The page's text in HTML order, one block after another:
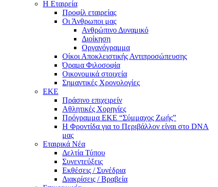
Η Εταιρεία
Προφίλ εταιρείας
Οι Άνθρωποι μας
Ανθρώπινο Δυναμικό
Διοίκηση
Οργανόγραμμα
Οίκοι Αποκλειστικής Αντιπροσώπευσης
Όραμα Φιλοσοφία
Οικονομικά στοιχεία
Σημαντικές Χρονολογίες
ΕΚΕ
Πράσινο επιχειρείν
Αθλητικές Χορηγίες
Πρόγραμμα ΕΚΕ “Σύμμαχος Ζωής”
Η Φροντίδα για το Περιβάλλον είναι στο DNA
μας
Εταιρικά Νέα
Δελτία Τύπου
Συνεντεύξεις
Εκθέσεις / Συνέδρια
Διακρίσεις / Βραβεία